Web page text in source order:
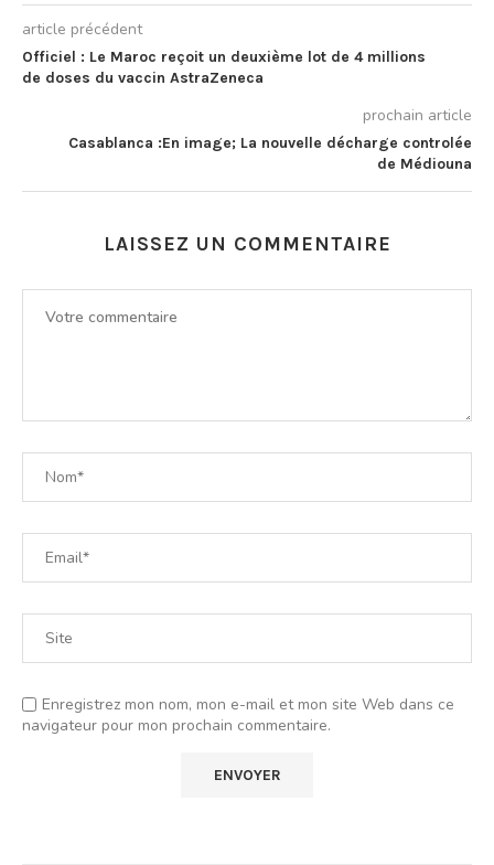
article précédent
Officiel : Le Maroc reçoit un deuxième lot de 4 millions
de doses du vaccin AstraZeneca
prochain article
Casablanca :En image; La nouvelle décharge controlée
de Médiouna
LAISSEZ UN COMMENTAIRE
Enregistrez mon nom, mon e-mail et mon site Web dans ce
navigateur pour mon prochain commentaire.